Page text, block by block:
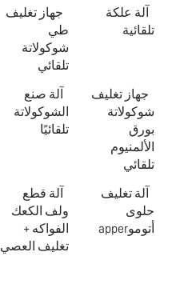
آلة علكة
تلقائية
جهاز تغليف
طي
شوكولاتة
تلقائي
جهاز تغليف
شوكولاتة
بورق
الألمنيوم
تلقائي
آلة صنع
الشوكولاتة
تلقائيًا
آلة تغليف
حلوى
أتوموapper
آلة قطع
ولف الكعك
الفواكه +
تغليف العصي